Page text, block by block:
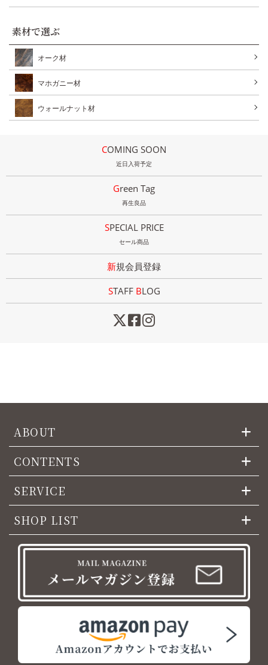
素材で選ぶ
オーク材
マホガニー材
ウォールナット材
COMING SOON
近日入荷予定
Green Tag
再生良品
SPECIAL PRICE
セール商品
新規会員登録
STAFF BLOG
ABOUT
CONTENTS
SERVICE
SHOP LIST